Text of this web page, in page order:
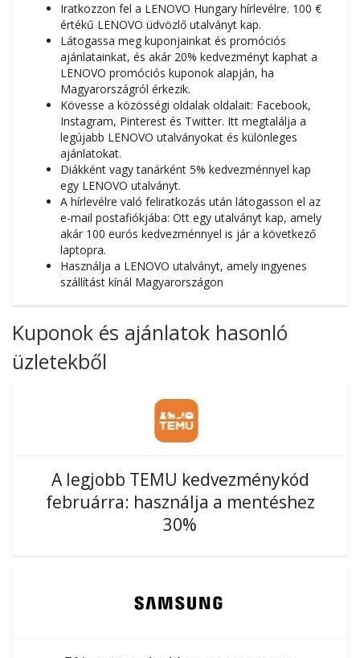
Iratkozzon fel a LENOVO Hungary hírlevélre. 100 €
értékű LENOVO üdvözlő utalványt kap.
Látogassa meg kuponjainkat és promóciós
ajánlatainkat, és akár 20% kedvezményt kaphat a
LENOVO promóciós kuponok alapján, ha
Magyarországról érkezik.
Kövesse a közösségi oldalak oldalait: Facebook,
Instagram, Pinterest és Twitter. Itt megtalálja a
legújabb LENOVO utalványokat és különleges
ajánlatokat.
Diákként vagy tanárként 5% kedvezménnyel kap
egy LENOVO utalványt.
A hírlevélre való feliratkozás után látogasson el az
e-mail postafiókjába: Ott egy utalványt kap, amely
akár 100 eurós kedvezménnyel is jár a következő
laptopra.
Használja a LENOVO utalványt, amely ingyenes
szállítást kínál Magyarországon
Kuponok és ajánlatok hasonló
üzletekből
A legjobb TEMU kedvezménykód
februárra: használja a mentéshez
30%